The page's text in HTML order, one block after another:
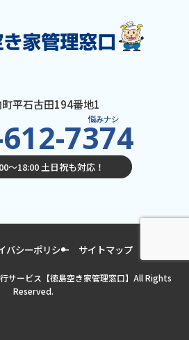
平石古田194番地1
悩みナシ
7374
〜18:00 土日祝も対応！
バシーポリシー サイトマップ
サービス【徳島空き家管理窓口】All Rights
Reserved.